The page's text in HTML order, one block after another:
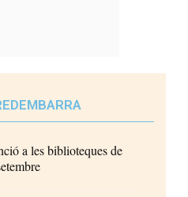
a les biblioteques de